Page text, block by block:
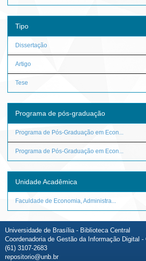
Tipo
Dissertação
Artigo
Tese
Programa de pós-graduação
Programa de Pós-Graduação em Econ...
Programa de Pós-Graduação em Econ...
Unidade Acadêmica
Faculdade de Economia, Administra...
Universidade de Brasília - Biblioteca Central
Coordenadoria de Gestão da Informação Digital -
(61) 3107-2683
repositorio@unb.br